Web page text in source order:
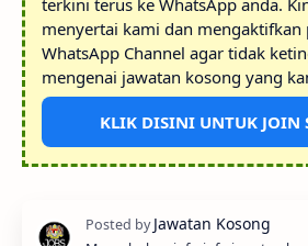
terkini terus ke WhatsApp anda.
menyertai kami dan mengaktifkan
WhatsApp Channel agar tidak
mengenai jawatan kosong yang
KLIK DISINI UNTUK JOIN